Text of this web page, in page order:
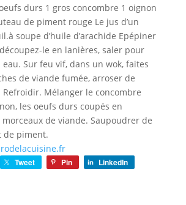
durs 1 gros concombre 1 oignon
de piment rouge Le jus d’un
soupe d’huile d’arachide Epépiner
le en lanières, saler pour
eau. Sur feu vif, dans un wok, faites
de viande fumée, arroser de
Mélanger le concombre
les oeufs durs coupés en
de viande. Saupoudrer de
de piment.
Tweet Pin LinkedIn